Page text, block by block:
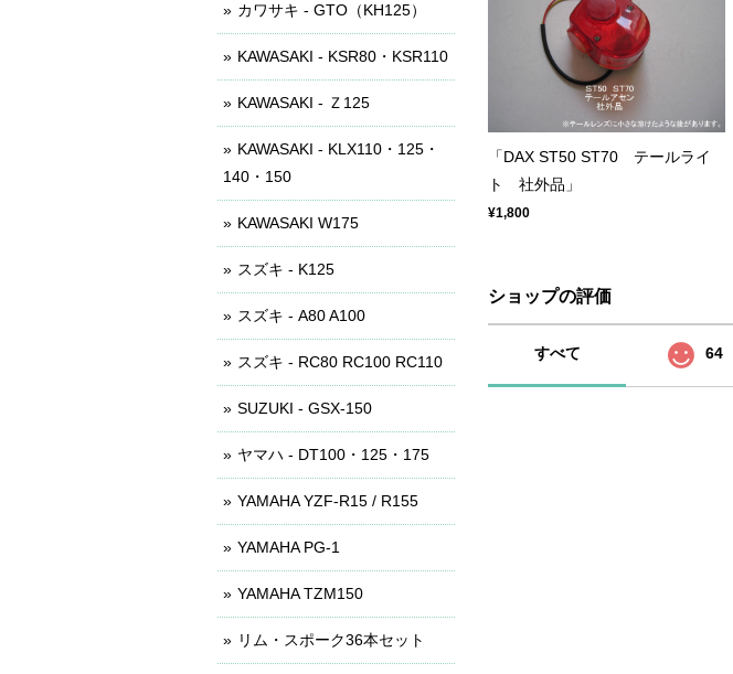
「DAX ST50 ST70 テールライ
ト 社外品」
¥1,800
ショップの評価
すべて 64
カワサキ - GTO（KH125）
KAWASAKI - KSR80・KSR110
KAWASAKI - Ｚ125
KAWASAKI - KLX110・125・
140・150
KAWASAKI W175
スズキ - K125
スズキ - A80 A100
スズキ - RC80 RC100 RC110
SUZUKI - GSX-150
ヤマハ - DT100・125・175
YAMAHA YZF-R15 / R155
YAMAHA PG-1
YAMAHA TZM150
リム・スポーク36本セット